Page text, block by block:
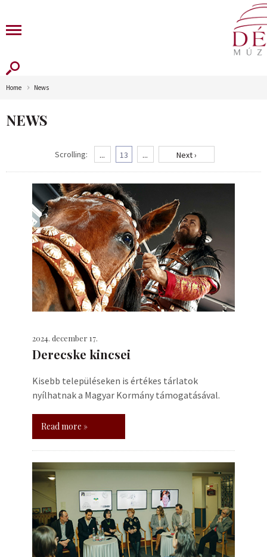
Home News
NEWS
Scrolling: ... 13 ... Next ›
2024. december 17.
Derecske kincsei
Kisebb településeken is értékes tárlatok
nyílhatnak a Magyar Kormány támogatásával.
Read more »